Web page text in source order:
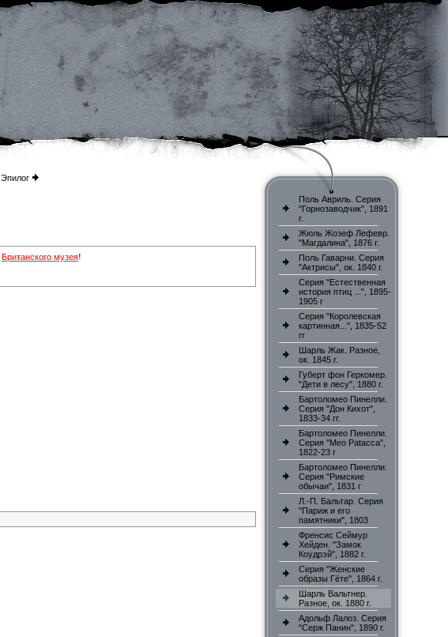
Эпилог
Британского музея!
Поль Авриль. Серия
"Горнозаводчик", 1891
г.
Жюль Жозеф Лефевр.
"Магдалина", 1876 г.
Поль Гаварни. Серия
"Актрисы", ок. 1840 г.
Серия "Естественная
история птиц ...", 1895-
1905 г
Серия "Королевская
картинная...", 1835-52
гг
Шарль Жак. Разное,
ок. 1845 г.
Губерт фон Геркомер.
"Дети в лесу", 1880 г.
Бартоломео Пинелли.
Серия "Дон Кихот",
1833-34 гг.
Бартоломео Пинелли.
Серия "Meo Patacca",
1822-23 г
Бартоломео Пинелли.
Серия "Римские
обычаи", 1831 г
Л.-П. Бальтар. Серия
"Париж и его
памятники", 1803
Френсис Сеймур
Хейден. "Замок
Коудрэй", 1882 г.
Серия "Женские
образы Гёте", 1864 г.
Шарль Вальтнер.
Разное, ок. 1880 г.
Адольф Лалоз. Серия
"Серж Панин", 1890 г.